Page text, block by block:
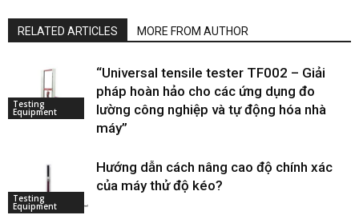
RELATED ARTICLES MORE FROM AUTHOR
Testing
Equipment
“Universal tensile tester TF002 – Giải
pháp hoàn hảo cho các ứng dụng đo
lường công nghiệp và tự động hóa nhà
máy”
Testing
Equipment
Hướng dẫn cách nâng cao độ chính xác
của máy thử độ kéo?